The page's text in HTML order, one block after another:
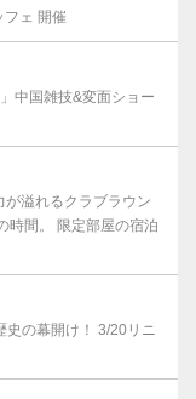
ェ 開催
中国雑技&変面ショー
が溢れるクラブラウン
時間。 限定部屋の宿泊
史の幕開け！ 3/20リニ